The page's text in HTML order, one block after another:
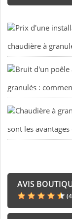
chaudière à
granulés :
sont les
AVIS
(